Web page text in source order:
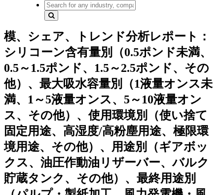
模、シェア、トレンド分析レポート：
シリコーン含有量別（0.5ポンド未満、
0.5～1.5ポンド、1.5～2.5ポンド、その
他）、最大吸水容量別（1液量オンス未
満、1～5液量オンス、5～10液量オン
ス、その他）、使用環境別（使い捨て
固定用途、高湿度/高粉塵用途、極限環
境用途、その他）、用途別（ギアボッ
クス、油圧作動油リザーバー、バルク
貯蔵タンク、その他）、最終用途別